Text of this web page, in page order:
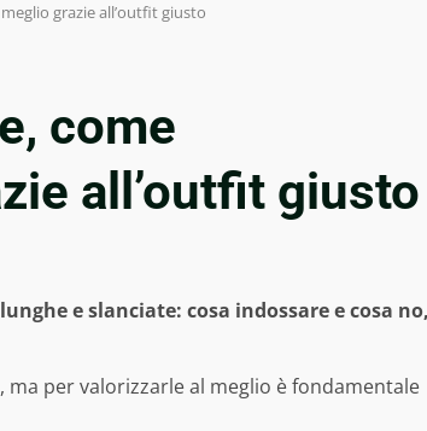
grazie all’outfit giusto
come
all’outfit giusto
e slanciate: cosa indossare e cosa
per valorizzarle al meglio è fondamentale